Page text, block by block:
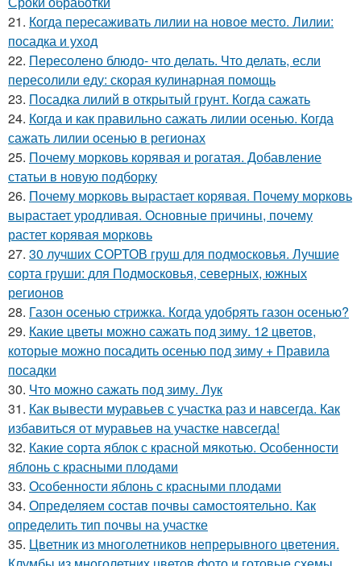
21. Когда пересаживать лилии на новое место. Лилии:
посадка и уход
22. Пересолено блюдо- что делать. Что делать, если
пересолили еду: скорая кулинарная помощь
23. Посадка лилий в открытый грунт. Когда сажать
24. Когда и как правильно сажать лилии осенью. Когда
сажать лилии осенью в регионах
25. Почему морковь корявая и рогатая. Добавление
статьи в новую подборку
26. Почему морковь вырастает корявая. Почему морковь
вырастает уродливая. Основные причины, почему
растет корявая морковь
27. 30 лучших СОРТОВ груш для подмосковья. Лучшие
сорта груши: для Подмосковья, северных, южных
регионов
28. Газон осенью стрижка. Когда удобрять газон осенью?
29. Какие цветы можно сажать под зиму. 12 цветов,
которые можно посадить осенью под зиму + Правила
посадки
30. Что можно сажать под зиму. Лук
31. Как вывести муравьев с участка раз и навсегда. Как
избавиться от муравьев на участке навсегда!
32. Какие сорта яблок с красной мякотью. Особенности
яблонь с красными плодами
33. Особенности яблонь с красными плодами
34. Определяем состав почвы самостоятельно. Как
определить тип почвы на участке
35. Цветник из многолетников непрерывного цветения.